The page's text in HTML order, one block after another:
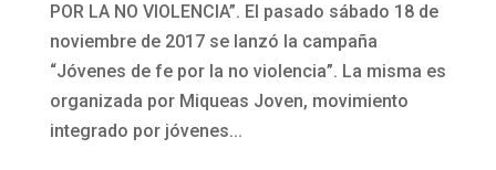
POR LA NO VIOLENCIA”. El pasado sábado 18 de
noviembre de 2017 se lanzó la campaña
“Jóvenes de fe por la no violencia”. La misma es
organizada por Miqueas Joven, movimiento
integrado por jóvenes...